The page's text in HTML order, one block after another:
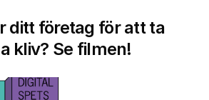
ditt företag för att ta
kliv? Se filmen!